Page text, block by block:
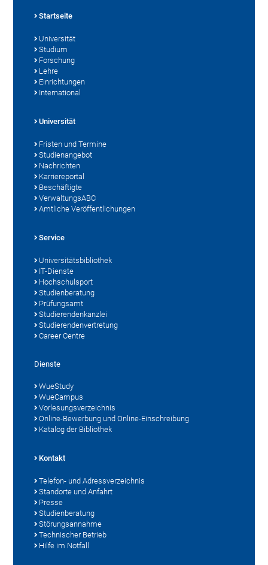
Startseite
Universität
Studium
Forschung
Lehre
Einrichtungen
International
Universität
Fristen und Termine
Studienangebot
Nachrichten
Karriereportal
Beschäftigte
VerwaltungsABC
Amtliche Veröffentlichungen
Service
Universitätsbibliothek
IT-Dienste
Hochschulsport
Studienberatung
Prüfungsamt
Studierendenkanzlei
Studierendenvertretung
Career Centre
Dienste
WueStudy
WueCampus
Vorlesungsverzeichnis
Online-Bewerbung und Online-Einschreibung
Katalog der Bibliothek
Kontakt
Telefon- und Adressverzeichnis
Standorte und Anfahrt
Presse
Studienberatung
Störungsannahme
Technischer Betrieb
Hilfe im Notfall